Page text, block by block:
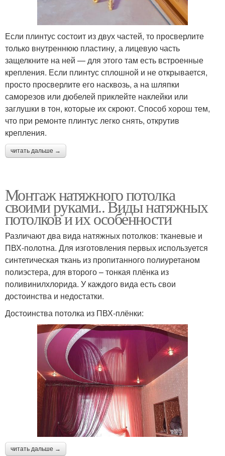
Если плинтус состоит из двух частей, то просверлите
только внутреннюю пластину, а лицевую часть
защелкните на ней — для этого там есть встроенные
крепления. Если плинтус сплошной и не открывается,
просто просверлите его насквозь, а на шляпки
саморезов или дюбелей приклейте наклейки или
заглушки в тон, которые их скроют. Способ хорош тем,
что при ремонте плинтус легко снять, открутив
крепления.
читать дальше →
Монтаж натяжного потолка
своими руками.. Виды натяжных
потолков и их особенности
Различают два вида натяжных потолков: тканевые и
ПВХ-полотна. Для изготовления первых используется
синтетическая ткань из пропитанного полиуретаном
полиэстера, для второго – тонкая плёнка из
поливинилхлорида. У каждого вида есть свои
достоинства и недостатки.
Достоинства потолка из ПВХ-плёнки:
читать дальше →